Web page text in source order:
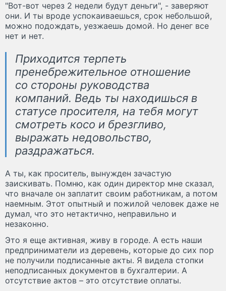
"Вот-вот через 2 недели будут деньги", - заверяют
они. И ты вроде успокаиваешься, срок небольшой,
можно подождать, уезжаешь домой. Но денег все
нет и нет.
Приходится терпеть
пренебрежительное отношение
со стороны руководства
компаний. Ведь ты находишься в
статусе просителя, на тебя могут
смотреть косо и брезгливо,
выражать недовольство,
раздражаться.
А ты, как проситель, вынужден зачастую
заискивать. Помню, как один директор мне сказал,
что вначале он заплатит своим работникам, а потом
наемным. Этот опытный и пожилой человек даже не
думал, что это нетактично, неправильно и
незаконно.
Это я еще активная, живу в городе. А есть наши
предприниматели из деревень, которые до сих пор
не получили подписанные акты. Я видела стопки
неподписанных документов в бухгалтерии. А
отсутствие актов – это отсутствие оплаты.